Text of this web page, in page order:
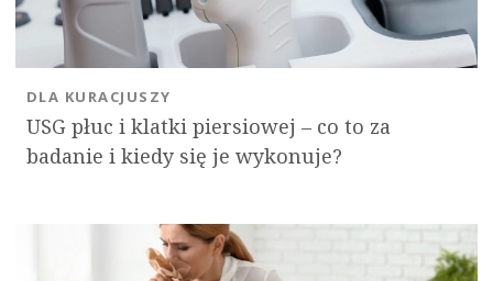
USG płuc i klatki piersiowej – co to za
badanie i kiedy się je wykonuje?
DLA KURACJUSZY